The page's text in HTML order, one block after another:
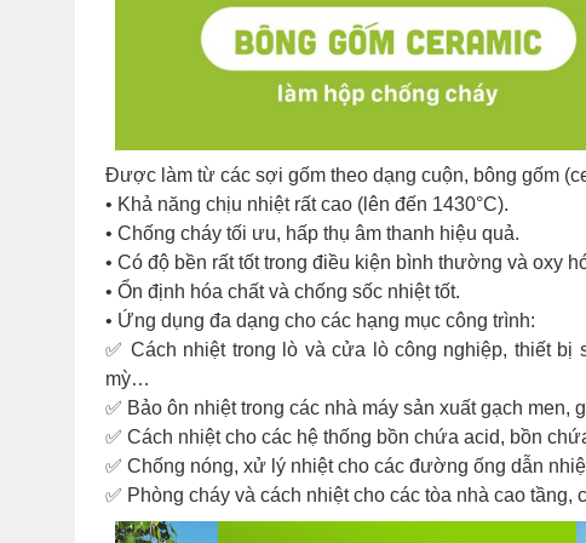
Được làm từ các sợi gốm theo dạng cuộn, bông gốm
• Khả năng chịu nhiệt rất cao (lên đến 1430°C).
• Chống cháy tối ưu, hấp thụ âm thanh hiệu quả.
• Có độ bền rất tốt trong điều kiện bình thường và oxy
• Ổn định hóa chất và chống sốc nhiệt tốt.
• Ứng dụng đa dạng cho các hạng mục công trình:
✅️ Cách nhiệt trong lò và cửa lò công nghiệp, thiết
mỳ…
✅️ Bảo ôn nhiệt trong các nhà máy sản xuất gạch men,
✅️ Cách nhiệt cho các hệ thống bồn chứa acid, bồn
✅️ Chống nóng, xử lý nhiệt cho các đường ống dẫn
✅️ Phòng cháy và cách nhiệt cho các tòa nhà cao